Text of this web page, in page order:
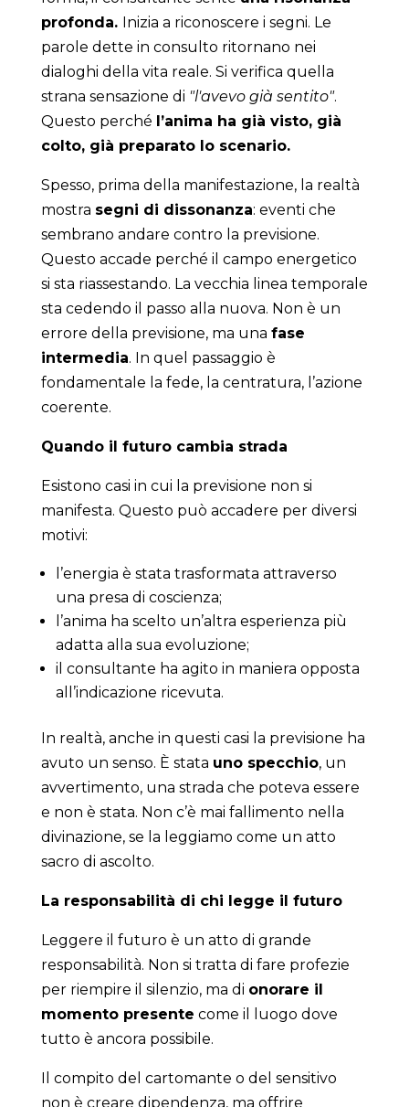
profonda. Inizia a riconoscere i segni. Le
parole dette in consulto ritornano nei
dialoghi della vita reale. Si verifica quella
strana sensazione di "l'avevo già sentito".
Questo perché l’anima ha già visto, già
colto, già preparato lo scenario.
Spesso, prima della manifestazione, la realtà
mostra segni di dissonanza: eventi che
sembrano andare contro la previsione.
Questo accade perché il campo energetico
si sta riassestando. La vecchia linea temporale
sta cedendo il passo alla nuova. Non è un
errore della previsione, ma una fase
intermedia. In quel passaggio è
fondamentale la fede, la centratura, l’azione
coerente.
Quando il futuro cambia strada
Esistono casi in cui la previsione non si
manifesta. Questo può accadere per diversi
motivi:
l’energia è stata trasformata attraverso
una presa di coscienza;
l’anima ha scelto un’altra esperienza più
adatta alla sua evoluzione;
il consultante ha agito in maniera opposta
all’indicazione ricevuta.
In realtà, anche in questi casi la previsione ha
avuto un senso. È stata uno specchio, un
avvertimento, una strada che poteva essere
e non è stata. Non c’è mai fallimento nella
divinazione, se la leggiamo come un atto
sacro di ascolto.
La responsabilità di chi legge il futuro
Leggere il futuro è un atto di grande
responsabilità. Non si tratta di fare profezie
per riempire il silenzio, ma di onorare il
momento presente come il luogo dove
tutto è ancora possibile.
Il compito del cartomante o del sensitivo
non è creare dipendenza, ma offrire